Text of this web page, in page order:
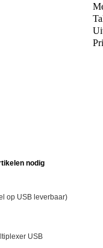
nodig
op USB leverbaar)
USB